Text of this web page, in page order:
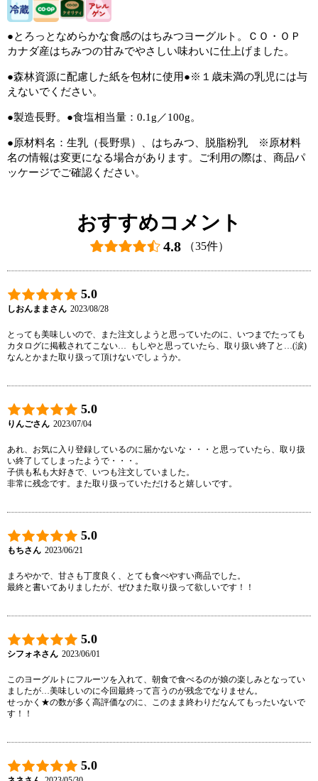
●とろっとなめらかな食感のはちみつヨーグルト。ＣＯ・ＯＰ
カナダ産はちみつの甘みでやさしい味わいに仕上げました。
●森林資源に配慮した紙を包材に使用●※１歳未満の乳児には与
えないでください。
●製造長野。●食塩相当量：0.1g／100g。
●原材料名：生乳（長野県）、はちみつ、脱脂粉乳 ※原材料
名の情報は変更になる場合があります。ご利用の際は、商品パ
ッケージでご確認ください。
おすすめコメント
4.8 （35件）
5.0
しおんままさん 2023/08/28
とっても美味しいので、また注文しようと思っていたのに、いつまでたっても
カタログに掲載されてこない…  もしやと思っていたら、取り扱い終了と…(涙)
なんとかまた取り扱って頂けないでしょうか。
5.0
りんごさん 2023/07/04
あれ、お気に入り登録しているのに届かないな・・・と思っていたら、取り扱
い終了してしまったようで・・・。
子供も私も大好きで、いつも注文していました。
非常に残念です。また取り扱っていただけると嬉しいです。
5.0
もちさん 2023/06/21
まろやかで、甘さも丁度良く、とても食べやすい商品でした。
最終と書いてありましたが、ぜひまた取り扱って欲しいです！！
5.0
シフォネさん 2023/06/01
このヨーグルトにフルーツを入れて、朝食で食べるのが娘の楽しみとなってい
ましたが…美味しいのに今回最終って言うのが残念でなりません。
せっかく★の数が多く高評価なのに、このまま終わりだなんてもったいないで
す！！
5.0